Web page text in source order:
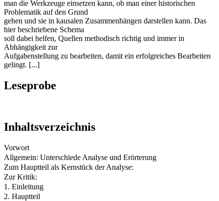
man die Werkzeuge einsetzen kann, ob man einer historischen
Problematik auf den Grund
gehen und sie in kausalen Zusammenhängen darstellen kann. Das
hier beschriebene Schema
soll dabei helfen, Quellen methodisch richtig und immer in
Abhängigkeit zur
Aufgabenstellung zu bearbeiten, damit ein erfolgreiches Bearbeiten
gelingt. [...]
Leseprobe
Inhaltsverzeichnis
Vorwort
Allgemein: Unterschiede Analyse und Erörterung
Zum Hauptteil als Kernstück der Analyse:
Zur Kritik:
1. Einleitung
2. Hauptteil